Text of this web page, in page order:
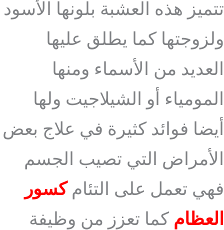
تتميز هذه العشبة بلونها الأسود
ولزوجتها كما يطلق عليها
العديد من الأسماء ومنها
المومياء أو الشيلاجيت ولها
أيضا فوائد كثيرة في علاج بعض
الأمراض التي تصيب الجسم
فهي تعمل على التئام كسور
العظام كما تعزز من وظيفة